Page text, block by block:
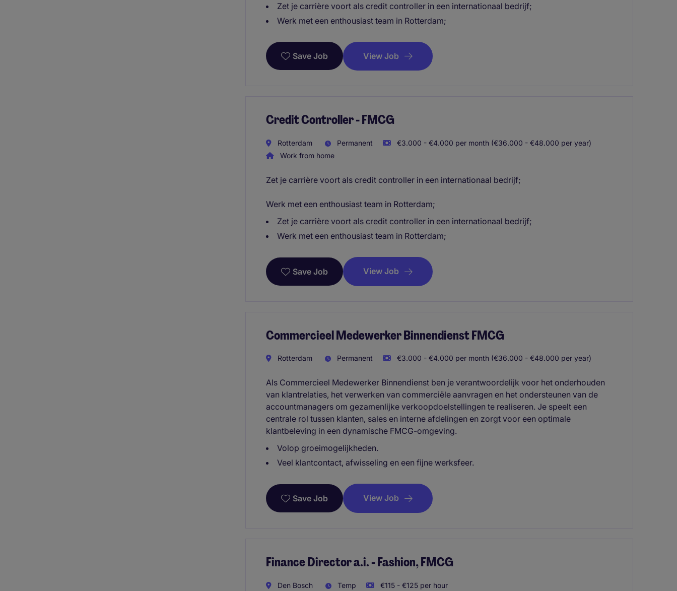
Zet je carrière voort als credit controller in een internationaal bedrijf;
Werk met een enthousiast team in Rotterdam;
Save Job View Job
Credit Controller - FMCG
Rotterdam Permanent
€3.000 - €4.000 per month (€36.000 - €48.000 per year)
Work from home
Zet je carrière voort als credit controller in een internationaal bedrijf;
Werk met een enthousiast team in Rotterdam;
Zet je carrière voort als credit controller in een internationaal bedrijf;
Werk met een enthousiast team in Rotterdam;
Save Job View Job
Commercieel Medewerker Binnendienst FMCG
Rotterdam Permanent €3.000 - €4.000 per month (€36.000 - €48.000 per year)
Als Commercieel Medewerker Binnendienst ben je verantwoordelijk voor het onderhouden
van klantrelaties, het verwerken van commerciële aanvragen en het ondersteunen van de
accountmanagers om gezamenlijke verkoopdoelstellingen te realiseren. Je speelt een
centrale rol tussen klanten, sales en interne afdelingen en zorgt voor een optimale
klantbeleving in een dynamische FMCG-omgeving.
Volop groeimogelijkheden.
Veel klantcontact, afwisseling en een fijne werksfeer.
Save Job View Job
Finance Director a.i. - Fashion, FMCG
Den Bosch Temp €115 - €125 per hour